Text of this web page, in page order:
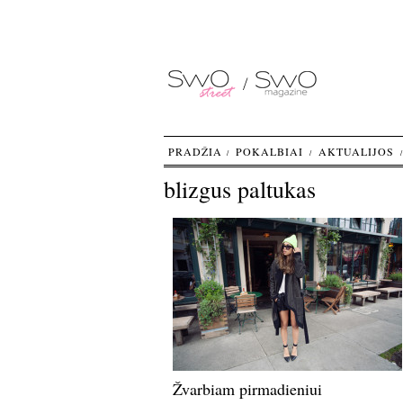
blizgus paltukas
Žvarbiam pirmadieniui
PRADŽIA POKALBIAI AKTUALIJOS